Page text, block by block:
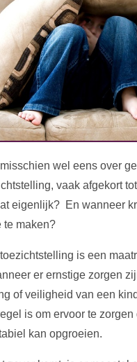
wel eens over
vaak afgekort
eigenlijk? En wanneer
te maken?
is een
er ernstige zorgen
of veiligheid van een
is om ervoor te
kan opgroeien.